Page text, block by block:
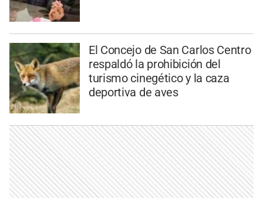
El Concejo de San Carlos Centro
respaldó la prohibición del
turismo cinegético y la caza
deportiva de aves